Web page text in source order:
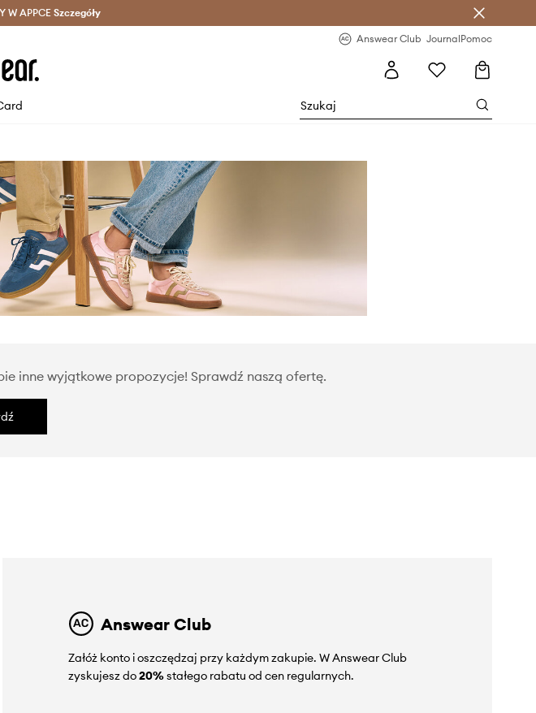
nawet w 24h >
W APPCE Szczegóły
Answear Club JournalPomoc
inne wyjątkowe propozycje! Sprawdź naszą ofertę.
Answear Club
Załóż konto i oszczędzaj przy każdym zakupie. W Answear Club
zyskujesz do20%stałego rabatu od cen regularnych.